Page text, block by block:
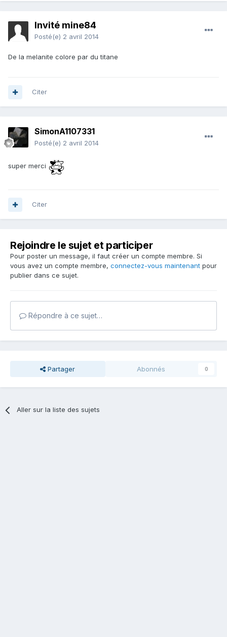
Invité mine84
Posté(e) 2 avril 2014
De la melanite colore par du titane
Citer
SimonA1107331
Posté(e) 2 avril 2014
super merci
Citer
Rejoindre le sujet et participer
Pour poster un message, il faut créer un compte membre. Si
vous avez un compte membre, connectez-vous maintenant pour
publier dans ce sujet.
Répondre à ce sujet…
Partager Abonnés 0
Aller sur la liste des sujets